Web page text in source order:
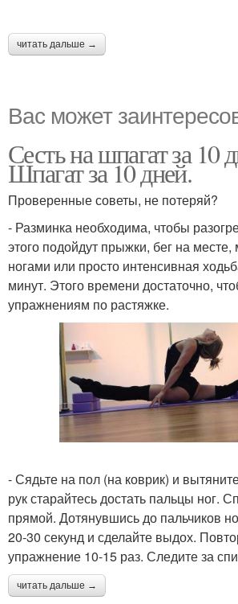
читать дальше →
Вас может
Сесть на шпагат за 10
Шпагат за 10 дней.
Проверенные советы, не потеряй?
- Разминка необходима, чтобы
этого подойдут прыжки, бег на
ногами или просто интенсивная
минут. Этого времени достаточно,
упражнениям по растяжке.
- Сядьте на пол (на коврик) и
рук старайтесь достать пальцы ног.
прямой. Дотянувшись до пальчиков
20-30 секунд и сделайте выдох.
упражнение 10-15 раз. Следите за
читать дальше →